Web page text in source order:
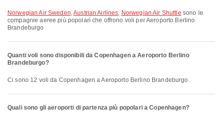
Norwegian Air Sweden,Austrian Airlines, Norwegian Air Shuttle sono le
compagnie aeree più popolari che offrono voli per Aeroporto Berlino
Brandeburgo
Quanti voli sono disponibili da Copenhagen a Aeroporto Berlino
Brandeburgo?
Ci sono 12 voli da Copenhagen a Aeroporto Berlino Brandeburgo.
Quali sono gli aeroporti di partenza più popolari a Copenhagen?